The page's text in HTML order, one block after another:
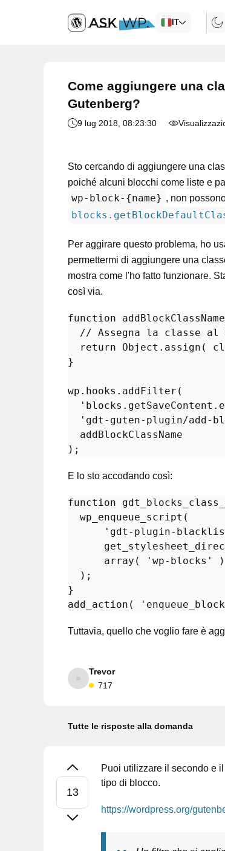
IT
Come aggiungere una
Gutenberg?
9 lug 2018 , 08:23:30
Sto cercando di aggiungere una
poiché alcuni blocchi come liste e
wp-block-{name} , non
Per aggirare questo problema, ho
permettermi di aggiungere una
mostra come l'ho fatto funzionare.
così via.
function addBlockClassName
// Assegna la classe al
return
Object . assign (
}
wp. hooks . addFilter (
'gdt-guten-plugin/add-
  addBlockClassName
E lo sto accodando così:
function
wp_enqueue_script (
'gdt-plugin-
array ( 'wp-blocks'
)
  );
add_action (
Tuttavia, quello che voglio fare è
Trevor
717
Tutte le risposte alla domanda
Puoi utilizzare il secondo e
tipo di blocco.
https://wordpress.org/